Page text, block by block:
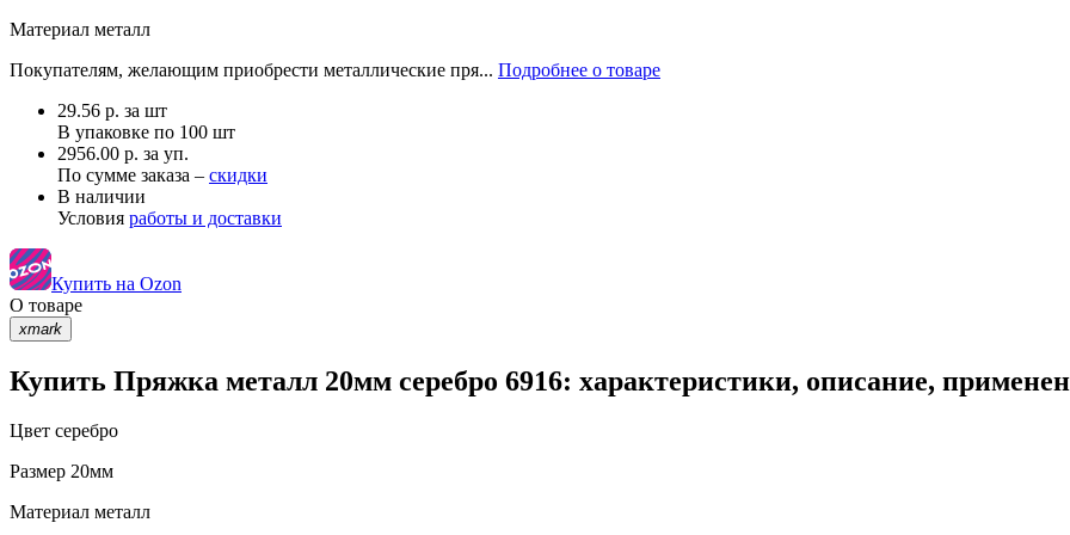
Материал металл
Покупателям, желающим приобрести металлические пря... Подробнее о товаре
29.56 р. за шт
В упаковке по 100 шт
2956.00 р. за уп.
По сумме заказа – скидки
В наличии
Условия работы и доставки
Купить на Ozon
О товаре
xmark
Купить Пряжка металл 20мм серебро 6916: характеристики, описание,
Цвет серебро
Размер 20мм
Материал металл